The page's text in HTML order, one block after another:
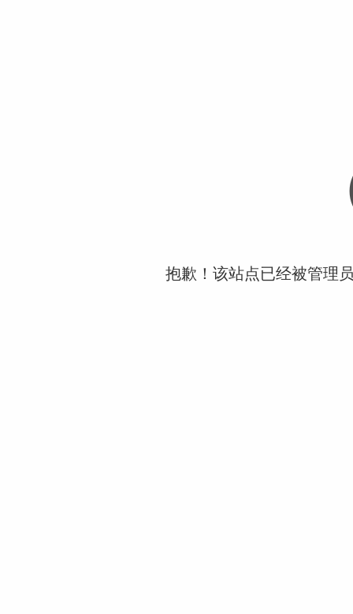
抱歉！该站点已经被管理